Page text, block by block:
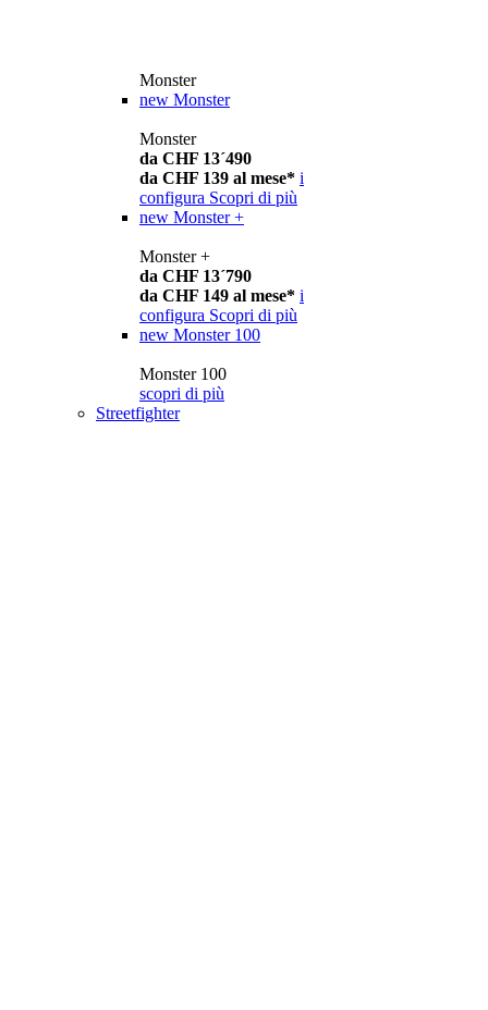
Monster
new Monster
Monster
da CHF 13´490
da CHF 139 al mese* i
configura Scopri di più
new Monster +
Monster +
da CHF 13´790
da CHF 149 al mese* i
configura Scopri di più
new Monster 100
Monster 100
scopri di più
Streetfighter